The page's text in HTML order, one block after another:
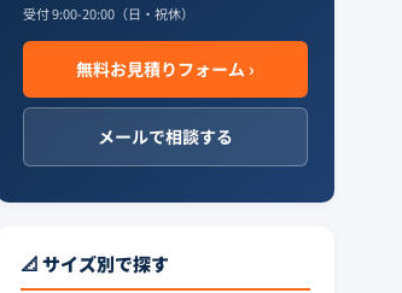
受付 9:00-20:00（日・祝休）
無料お見積りフォーム ›
メールで相談する
📐 サイズ別で探す